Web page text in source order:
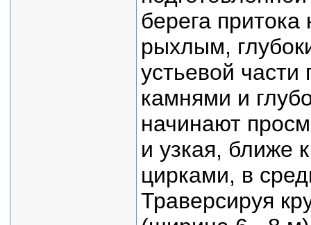
берега
рыхлым,
устьевой
камнями и
начинают
и узкая, ближе
цирками, в
Траверсируя